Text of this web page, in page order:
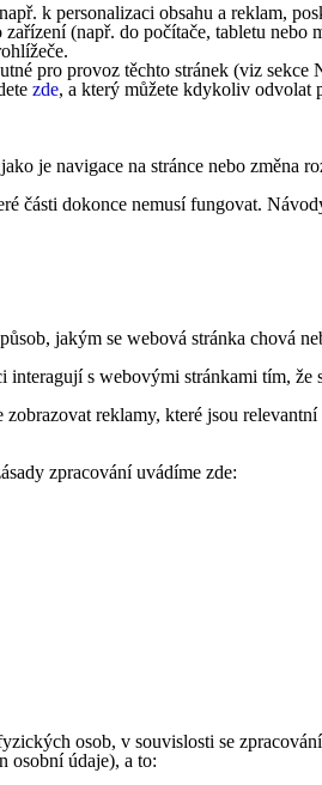
k personalizaci obsahu a reklam,
(např. do počítače, tabletu
pro provoz těchto stránek (viz
zde, a který můžete kdykoliv odvolat
je navigace na stránce nebo změna
části dokonce nemusí fungovat.
jakým se webová stránka chová
s webovými stránkami tím, že
reklamy, které jsou
zpracování uvádíme zde:
osob, v souvislosti se
osobní údaje), a to: